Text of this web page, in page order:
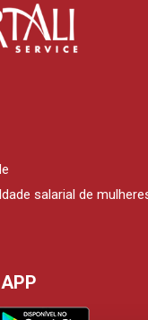
salarial de